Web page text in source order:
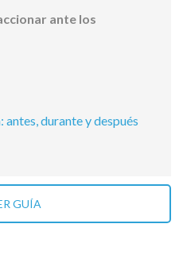
ante los
antes, durante y después
GUÍA